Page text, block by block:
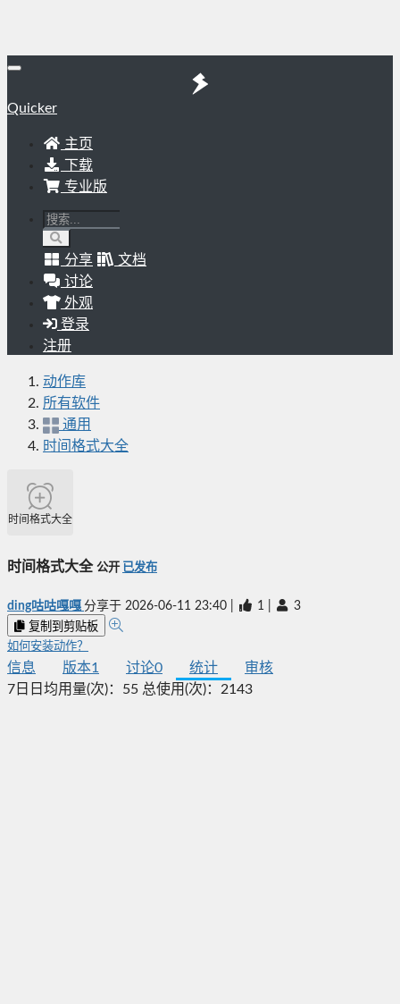
Quicker
主页
下载
专业版
分享
文档
讨论
外观
登录
注册
动作库
所有软件
通用
时间格式大全
时间格式大全
时间格式大全 公开 已发布
ding咕咕嘎嘎 分享于 2026-06-11 23:40 1 3
复制到剪贴板
如何安装动作？
信息 版本1 讨论0 统计
审核
7日日均用量(次)： 55 总使用(次)： 2143